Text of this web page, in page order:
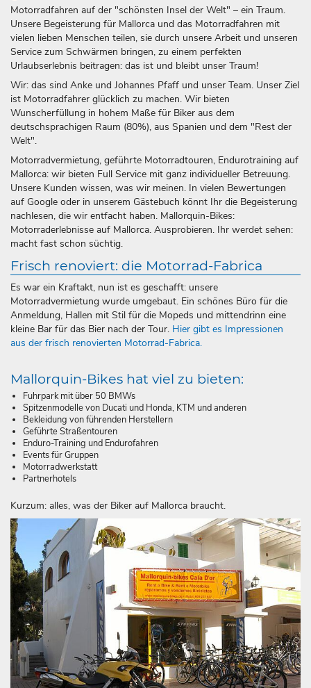
Motorradfahren auf der "schönsten Insel der Welt" – ein Traum.
Unsere Begeisterung für Mallorca und das Motorradfahren mit
vielen lieben Menschen teilen, sie durch unsere Arbeit und unseren
Service zum Schwärmen bringen, zu einem perfekten
Urlaubserlebnis beitragen: das ist und bleibt unser Traum!
Wir: das sind Anke und Johannes Pfaff und unser Team. Unser Ziel
ist Motorradfahrer glücklich zu machen. Wir bieten
Wunscherfüllung in hohem Maße für Biker aus dem
deutschsprachigen Raum (80%), aus Spanien und dem "Rest der
Welt".
Motorradvermietung, geführte Motorradtouren, Endurotraining auf
Mallorca: wir bieten Full Service mit ganz individueller Betreuung.
Unsere Kunden wissen, was wir meinen. In vielen Bewertungen
auf Google oder in unserem Gästebuch könnt Ihr die Begeisterung
nachlesen, die wir entfacht haben. Mallorquin-Bikes:
Motorraderlebnisse auf Mallorca. Ausprobieren. Ihr werdet sehen:
macht fast schon süchtig.
Frisch renoviert: die Motorrad-Fabrica
Es war ein Kraftakt, nun ist es geschafft: unsere
Motorradvermietung wurde umgebaut. Ein schönes Büro für die
Anmeldung, Hallen mit Stil für die Mopeds und mittendrinn eine
kleine Bar für das Bier nach der Tour. Hier gibt es Impressionen
aus der frisch renovierten Motorrad-Fabrica.
Mallorquin-Bikes hat viel zu bieten:
Fuhrpark mit über 50 BMWs
Spitzenmodelle von Ducati und Honda, KTM und anderen
Bekleidung von führenden Herstellern
Geführte Straßentouren
Enduro-Training und Endurofahren
Events für Gruppen
Motorradwerkstatt
Partnerhotels
Kurzum: alles, was der Biker auf Mallorca braucht.